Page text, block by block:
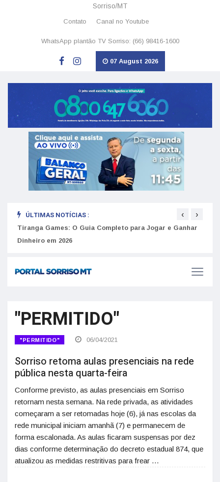
Sorriso/MT
Contato Canal no Youtube
WhatsApp plantão TV Sorriso: (66) 98416-1600
07 August 2026
ÚLTIMAS NOTÍCIAS :
Tiranga Games: O Guia Completo para Jogar e Ganhar
Dinheiro em 2026
‹ ›
"PERMITIDO"
"PERMITIDO" 06/04/2021
Sorriso retoma aulas presenciais na rede
pública nesta quarta-feira
Conforme previsto, as aulas presenciais em Sorriso
retornam nesta semana. Na rede privada, as atividades
começaram a ser retomadas hoje (6), já nas escolas da
rede municipal iniciam amanhã (7) e permanecem de
forma escalonada. As aulas ficaram suspensas por dez
dias conforme determinação do decreto estadual 874, que
atualizou as medidas restritivas para frear …